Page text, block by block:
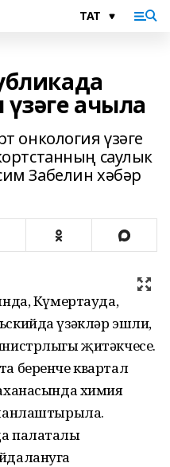
үзәге ачыла
онкология үзәге
саулык
Забелин хәбәр
Күмертауда,
үзәкләр эшли,
җитәкчесе.
беренче квартал
химия
палаталы